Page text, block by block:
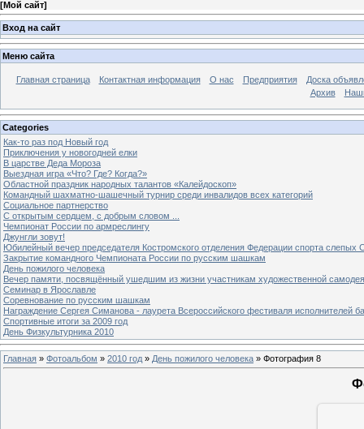
[Мой сайт]
Вход на сайт
Меню сайта
Главная страница Контактная информация О нас Предприятия
Доска
Архив
Categories
Как-то раз под Новый год
Приключения у новогодней елки
В царстве Деда Мороза
Выездная игра «Что? Где? Когда?»
Областной праздник народных талантов «Калейдоскоп»
Командный шахматно-шашечный турнир среди инвалидов всех категорий
Социальное партнерство
С открытым сердцем, с добрым словом ...
Чемпионат России по армреслингу
Джунгли зовут!
Юбилейный вечер председателя Костромского отделения Федерации спорта слепых
Закрытие командного Чемпионата России по русским шашкам
День пожилого человека
Вечер памяти, посвящённый ушедшим из жизни участникам художественной
Семинар в Ярославле
Соревнование по русским шашкам
Награждение Сергея Симанова - лаурета Всероссийского фестиваля исполнителей
Спортивные итоги за 2009 год
День Физкультурника 2010
Главная » Фотоальбом » 2010 год » День пожилого человека » Фотография 8